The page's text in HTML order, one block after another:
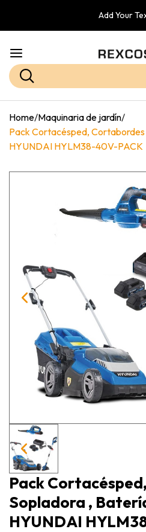
Add Your
Home/Maquinaria de jardín/
Pack Cortacésped,
HYUNDAI HYLM38-40V-PACK
Pack
Sopladora ,
HYUNDAI